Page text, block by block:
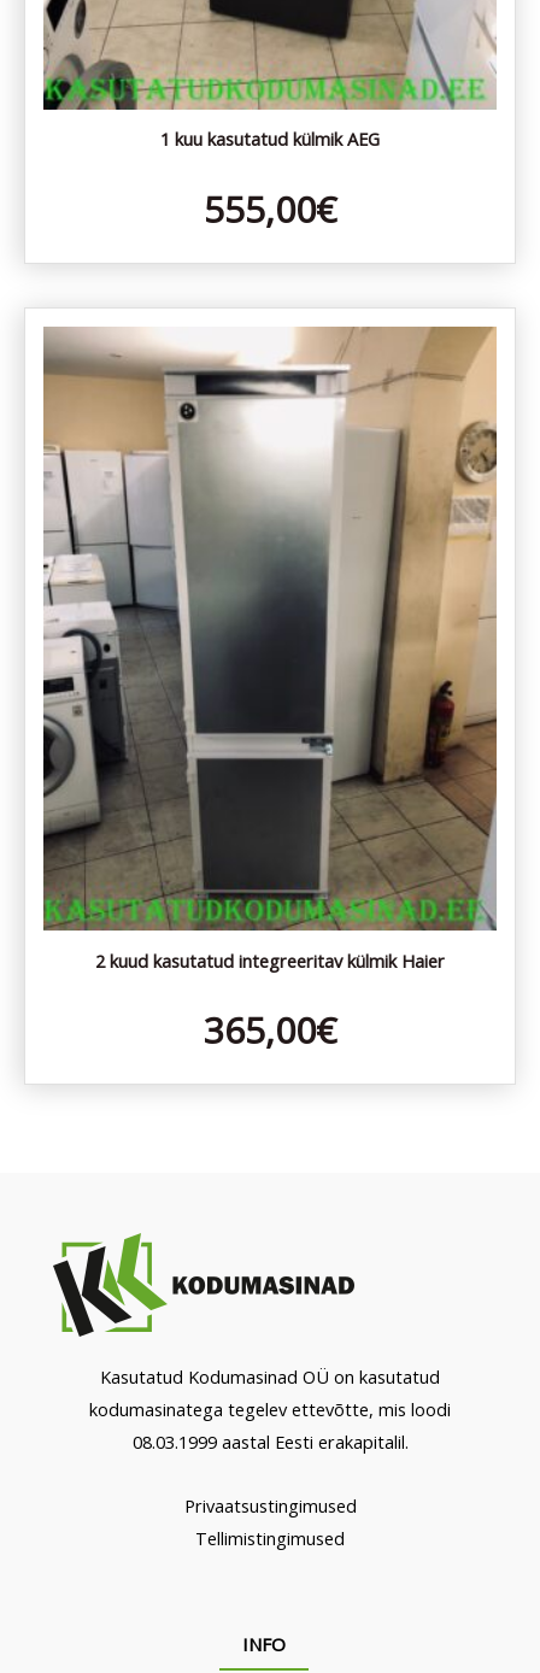
1 kuu kasutatud külmik AEG
555,00€
2 kuud kasutatud integreeritav külmik Haier
365,00€
Kasutatud Kodumasinad OÜ on kasutatud
kodumasinatega tegelev ettevõtte, mis loodi
08.03.1999 aastal Eesti erakapitalil.
Privaatsustingimused
Tellimistingimused
INFO